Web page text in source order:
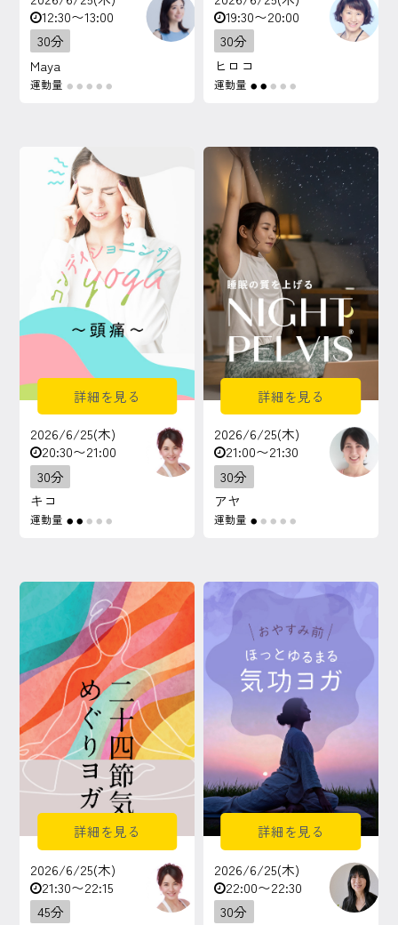
12:30〜13:00
30分
Maya
運動量 ● ● ● ● ●
19:30〜20:00
30分
ヒロコ
運動量 ● ● ● ● ●
詳細を見る
2026/6/25(木)
20:30〜21:00
30分
キコ
運動量 ● ● ● ● ●
詳細を見る
2026/6/25(木)
21:00〜21:30
30分
アヤ
運動量 ● ● ● ● ●
詳細を見る
2026/6/25(木)
21:30〜22:15
45分
詳細を見る
2026/6/25(木)
22:00〜22:30
30分